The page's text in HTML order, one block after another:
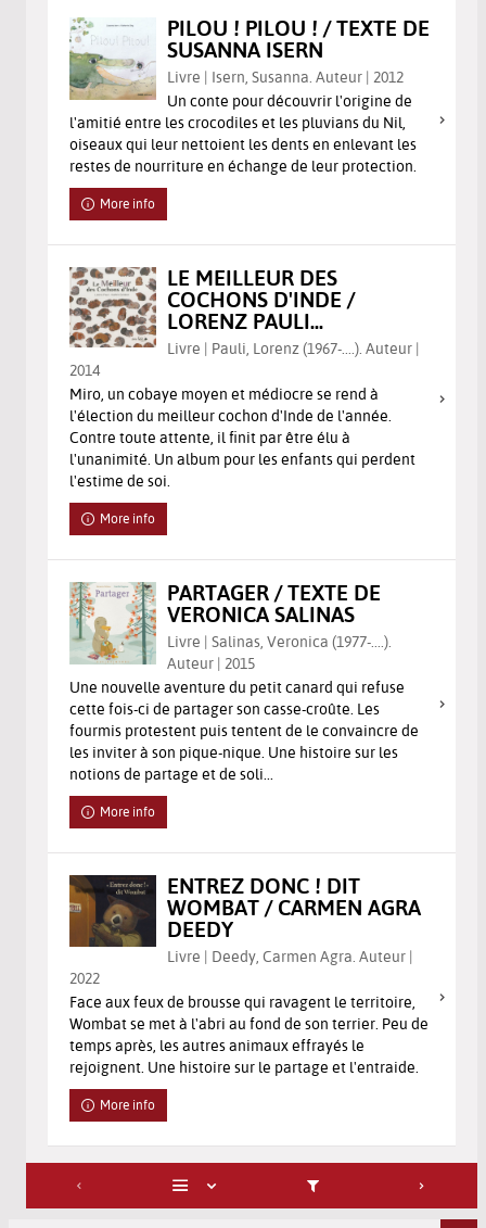
PILOU ! PILOU ! / TEXTE DE
SUSANNA ISERN
Livre | Isern, Susanna. Auteur | 2012
Un conte pour découvrir l'origine de
l'amitié entre les crocodiles et les pluvians du Nil,
oiseaux qui leur nettoient les dents en enlevant les
restes de nourriture en échange de leur protection.
More info
LE MEILLEUR DES
COCHONS D'INDE /
LORENZ PAULI...
Livre | Pauli, Lorenz (1967-....). Auteur |
2014
Miro, un cobaye moyen et médiocre se rend à
l'élection du meilleur cochon d'Inde de l'année.
Contre toute attente, il finit par être élu à
l'unanimité. Un album pour les enfants qui perdent
l'estime de soi.
More info
PARTAGER / TEXTE DE
VERONICA SALINAS
Livre | Salinas, Veronica (1977-....).
Auteur | 2015
Une nouvelle aventure du petit canard qui refuse
cette fois-ci de partager son casse-croûte. Les
fourmis protestent puis tentent de le convaincre de
les inviter à son pique-nique. Une histoire sur les
notions de partage et de soli...
More info
ENTREZ DONC ! DIT
WOMBAT / CARMEN AGRA
DEEDY
Livre | Deedy, Carmen Agra. Auteur |
2022
Face aux feux de brousse qui ravagent le territoire,
Wombat se met à l'abri au fond de son terrier. Peu de
temps après, les autres animaux effrayés le
rejoignent. Une histoire sur le partage et l'entraide.
More info